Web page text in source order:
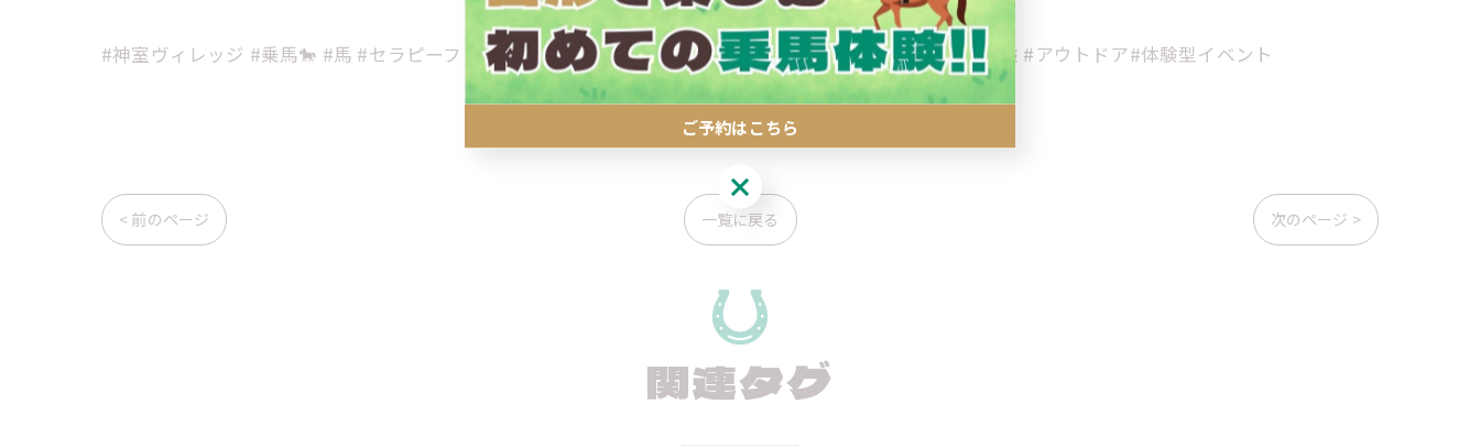
#神室ヴィレッジ #乗馬🐎 #馬 #セラピーファームめごたま #ホースセラピー #ホーストレッキング #自然体験 #アウトドア#体験型イベント
< 前のページ 一覧に戻る 次のページ >
関連タグ
ご予約はこちら
ご予約はこちら